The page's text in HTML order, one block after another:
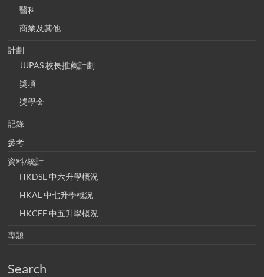
醫科
商業及其他
計劃
JUPAS 校長推薦計劃
獎項
獎學金
記錄
參考
資料/統計
HKDSE 中六升學概況
HKAL 中七升學概況
HKCEE 中五升學概況
專題
Search